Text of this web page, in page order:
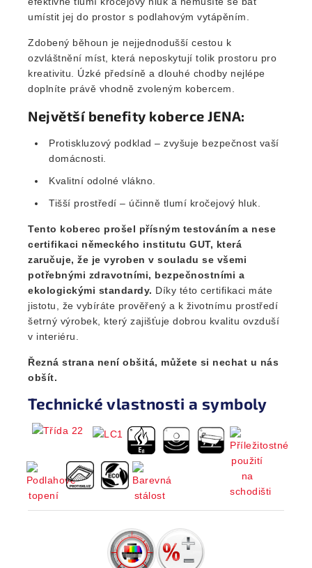
umístit jej do prostor s podlahovým vytápěním.
Zdobený běhoun je nejjednodušší cestou k
ozvláštnění míst, která neposkytují tolik prostoru pro
kreativitu. Úzké předsíně a dlouhé chodby nejlépe
doplníte právě vhodně zvoleným kobercem.
Největší benefity koberce JENA:
Protiskluzový podklad – zvyšuje bezpečnost vaší
domácnosti.
Kvalitní odolné vlákno.
Tišší prostředí – účinně tlumí kročejový hluk.
Tento koberec prošel přísným testováním a nese
certifikaci německého institutu GUT, která
zaručuje, že je vyroben v souladu se všemi
potřebnými zdravotními, bezpečnostními a
ekologickými standardy. Díky této certifikaci máte
jistotu, že vybíráte prověřený a k životnímu prostředí
šetrný výrobek, který zajišťuje dobrou kvalitu ovzduší
v interiéru.
Řezná strana není obšitá, můžete si nechat u nás
obšít.
Technické vlastnosti a symboly